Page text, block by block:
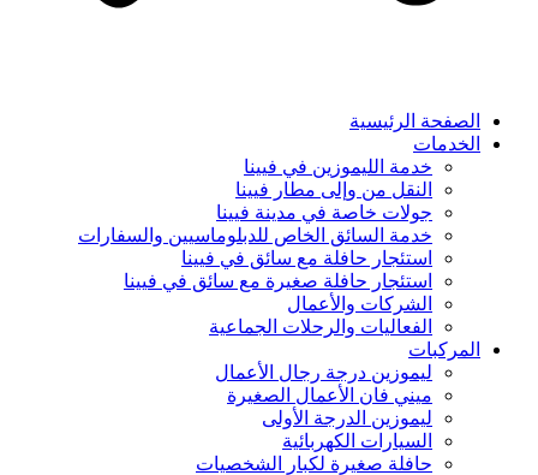
الصفحة الرئيسية
الخدمات
خدمة الليموزين في فيينا
النقل من وإلى مطار فيينا
جولات خاصة في مدينة فيينا
خدمة السائق الخاص للدبلوماسيين والسفارات
استئجار حافلة مع سائق في فيينا
استئجار حافلة صغيرة مع سائق في فيينا
الشركات والأعمال
الفعاليات والرحلات الجماعية
المركبات
ليموزين درجة رجال الأعمال
ميني فان الأعمال الصغيرة
ليموزين الدرجة الأولى
السيارات الكهربائية
حافلة صغيرة لكبار الشخصيات